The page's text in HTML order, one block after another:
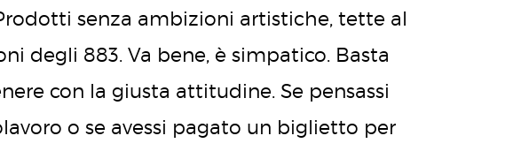
senza ambizioni artistiche, tette al
degli 883. Va bene, è simpatico. Basta
con la giusta attitudine. Se pensassi
o se avessi pagato un biglietto per